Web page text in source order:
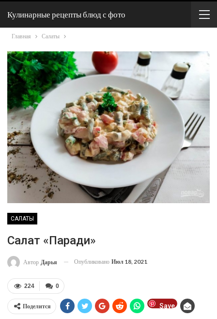
Кулинарные рецепты блюд с фото
Главная Салаты
САЛАТЫ
Салат «Паради»
Автор Дарья Опубликовано Июл 18, 2021
0
224
Поделится Save